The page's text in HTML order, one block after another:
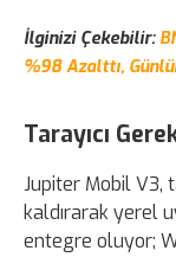
İlginizi Çekebilir:
%98 Azalttı,
Tarayıcı
Jupiter Mobil V3,
kaldırarak yerel
entegre oluyor;